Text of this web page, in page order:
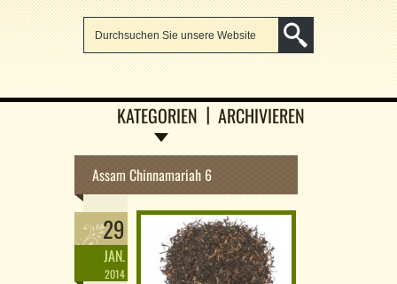
KATEGORIEN ARCHIVIEREN
Assam Chinnamariah 6
29
JAN.
2014